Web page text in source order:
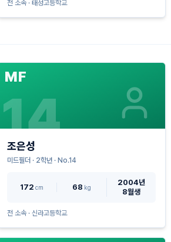
전 소속 · 태성고등학교
MF
14
조은성
미드필더 · 2학년 · No.14
172 cm 68 kg
2004년
8월생
전 소속 · 신라고등학교